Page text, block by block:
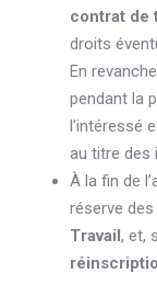
contrat de
droits
En
pendant la
l’intéressé
au titre des
À la fin de
réserve
Travail, et,